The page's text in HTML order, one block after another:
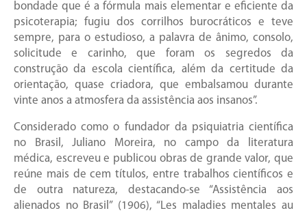
bondade que é a fórmula mais elementar e eficiente da
psicoterapia; fugiu dos corrilhos burocráticos e teve
sempre, para o estudioso, a palavra de ânimo, consolo,
solicitude e carinho, que foram os segredos da
construção da escola científica, além da certitude da
orientação, quase criadora, que embalsamou durante
vinte anos a atmosfera da assistência aos insanos”.
Considerado como o fundador da psiquiatria científica
no Brasil, Juliano Moreira, no campo da literatura
médica, escreveu e publicou obras de grande valor, que
reúne mais de cem títulos, entre trabalhos científicos e
de outra natureza, destacando-se “Assistência aos
alienados no Brasil” (1906), “Les maladies mentales au